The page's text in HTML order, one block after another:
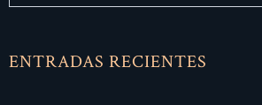
ENTRADAS RECIENTES